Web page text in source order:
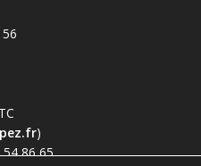
)
54 86 65